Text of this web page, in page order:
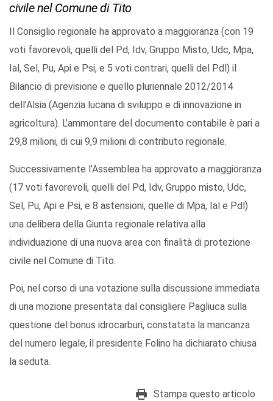
civile nel Comune di Tito
Il Consiglio regionale ha approvato a maggioranza (con 19
voti favorevoli, quelli del Pd, Idv, Gruppo Misto, Udc, Mpa,
Ial, Sel, Pu, Api e Psi, e 5 voti contrari, quelli del Pdl) il
Bilancio di previsione e quello pluriennale 2012/2014
dell’Alsia (Agenzia lucana di sviluppo e di innovazione in
agricoltura). L’ammontare del documento contabile è pari a
29,8 milioni, di cui 9,9 milioni di contributo regionale.
Successivamente l’Assemblea ha approvato a maggioranza
(17 voti favorevoli, quelli del Pd, Idv, Gruppo misto, Udc,
Sel, Pu, Api e Psi, e 8 astensioni, quelle di Mpa, Ial e Pdl)
una delibera della Giunta regionale relativa alla
individuazione di una nuova area con finalità di protezione
civile nel Comune di Tito.
Poi, nel corso di una votazione sulla discussione immediata
di una mozione presentata dal consigliere Pagliuca sulla
questione del bonus idrocarburi, constatata la mancanza
del numero legale, il presidente Folino ha dichiarato chiusa
la seduta.
Stampa questo articolo